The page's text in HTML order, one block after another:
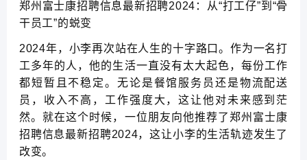
郑州富士康招聘信息最新招聘2024：从“打工仔”到“骨
干员工”的蜕变
2024年，小李再次站在人生的十字路口。作为一名打
工多年的人，他的生活一直没有太大起色，每份工作
都短暂且不稳定。无论是餐馆服务员还是物流配送
员，收入不高，工作强度大，这让他对未来感到茫
然。就在这个时候，一位朋友向他推荐了郑州富士康
招聘信息最新招聘2024，这让小李的生活轨迹发生了
改变。